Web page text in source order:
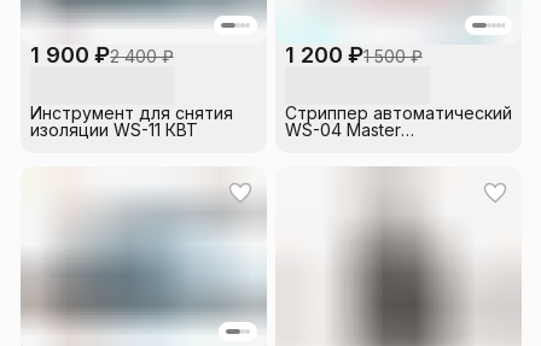
1 900 ₽2 400 ₽
Инструмент для снятия
изоляции WS-11 КВТ
1 200 ₽1 500 ₽
Стриппер автоматический
WS-04 Master